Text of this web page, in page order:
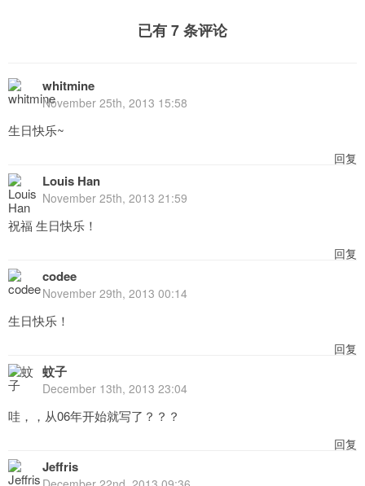
已有 7 条评论
whitmine
November 25th, 2013 15:58
生日快乐~
回复
Louis Han
November 25th, 2013 21:59
祝福 生日快乐！
回复
codee
November 29th, 2013 00:14
生日快乐！
回复
蚊子
December 13th, 2013 23:04
哇，，从06年开始就写了？？？
回复
Jeffris